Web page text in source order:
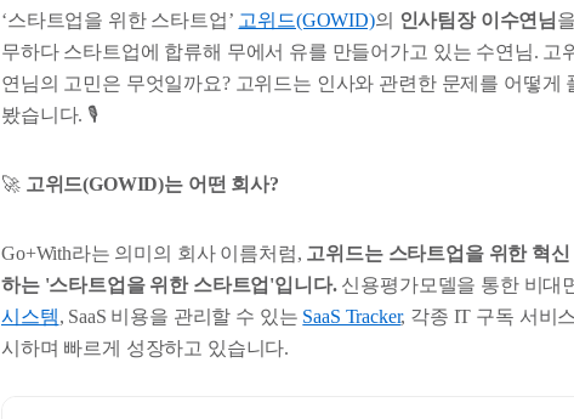
‘스타트업을 위한 스타트업’ 고위드(GOWID)의 인사팀장 이수연님
무하다 스타트업에 합류해 무에서 유를 만들어가고 있는 수연님. 고
연님의 고민은 무엇일까요? 고위드는 인사와 관련한 문제를 어떻게
봤습니다. 🎙️
🚀 고위드(GOWID)는 어떤 회사?
Go+With라는 의미의 회사 이름처럼, 고위드는 스타트업을 위한 혁
하는 '스타트업을 위한 스타트업'입니다.신용평가모델을 통한 비대
시스템, SaaS 비용을 관리할 수 있는 SaaS Tracker, 각종 IT 구독 서비
시하며 빠르게 성장하고 있습니다.